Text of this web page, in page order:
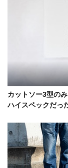
カットソー3型の
ハイスペックだっ